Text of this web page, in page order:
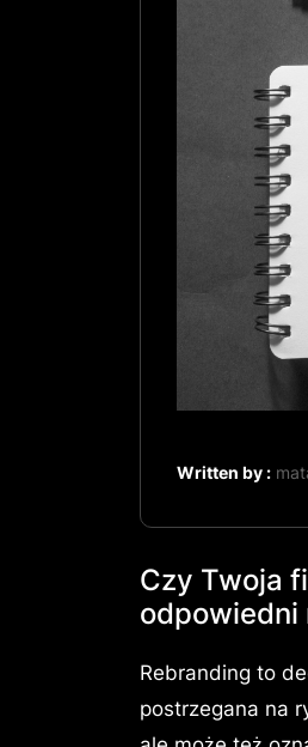
Written by :
Czy Twoja
odpowiedni
Rebranding to
postrzegana na